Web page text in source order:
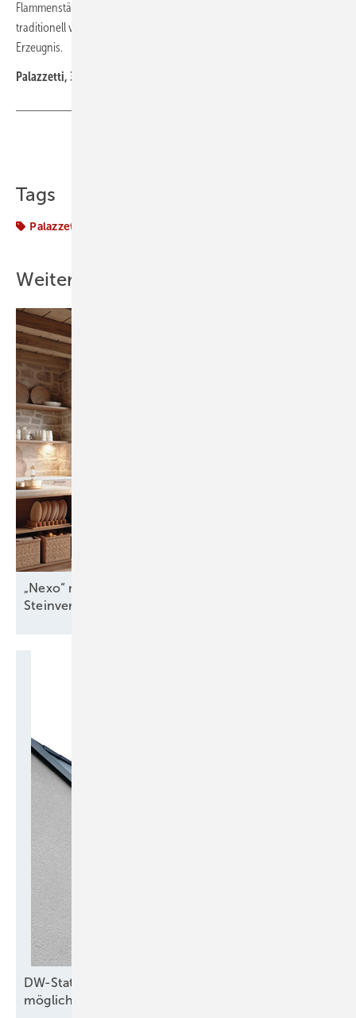
Flammenstärke, Luftgebläse. Der „ET4W” verwandelt damit ein
traditionell von Hand gesteuertes Produkt in ein zukunftsweisendes
Erzeugnis.
Palazzetti, 33080 Porcia (PN), Italien
Tags
Palazzetti
Weitere Inhalte
„Nexo“ mit zwei unterschiedlichen
Steinverkleidungen
DW-Statikset – bis 6,5 Meter freie Auskragung
möglich